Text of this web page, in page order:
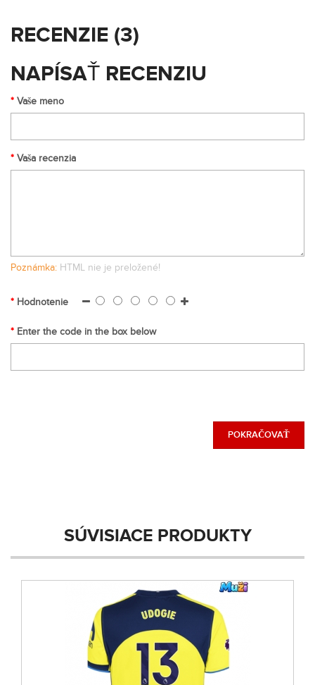
RECENZIE (3)
NAPÍSAŤ RECENZIU
Vaše meno
Vaša recenzia
Poznámka: HTML nie je preložené!
Hodnotenie
Enter the code in the box below
POKRAČOVAŤ
SÚVISIACE PRODUKTY